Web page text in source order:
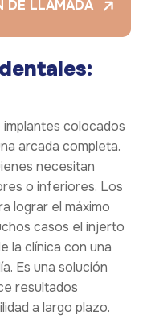
DE LLAMADA
colocados
arcada completa.
necesitan
o inferiores. Los
lograr el máximo
casos el injerto
la clínica con una
Es una solución
resultados
a largo plazo.